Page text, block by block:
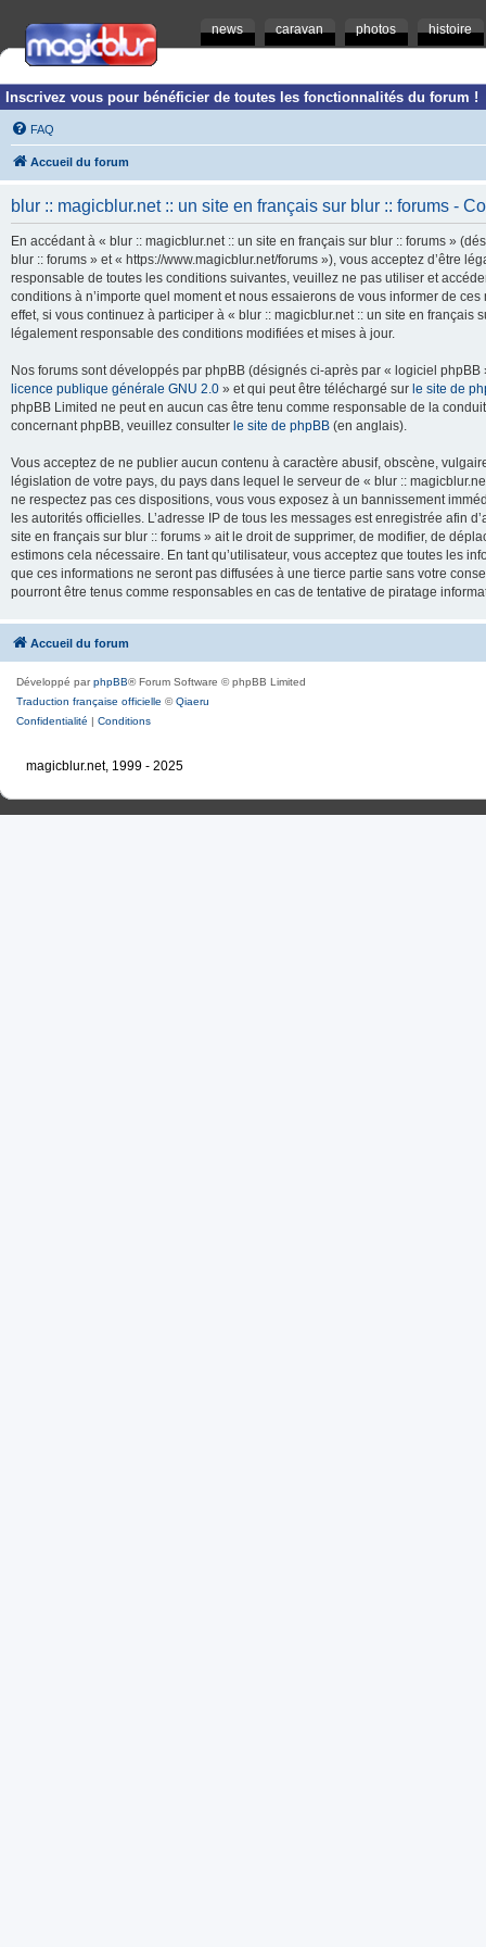
news caravan photos histoire
Inscrivez vous pour bénéficier de toutes les fonctionnalités du forum !
FAQ
Accueil du forum
blur :: magicblur.net :: un site en français sur blur :: forums -
En accédant à « blur :: magicblur.net :: un site en français sur blur :: forums »
blur :: forums » et « https://www.magicblur.net/forums »), vous acceptez d’être
responsable de toutes les conditions suivantes, veuillez ne pas utiliser et
conditions à n’importe quel moment et nous essaierons de vous informer de
effet, si vous continuez à participer à « blur :: magicblur.net :: un site en
légalement responsable des conditions modifiées et mises à jour.
Nos forums sont développés par phpBB (désignés ci-après par « logiciel
licence publique générale GNU 2.0 » et qui peut être téléchargé sur le site de
phpBB Limited ne peut en aucun cas être tenu comme responsable de la
concernant phpBB, veuillez consulter le site de phpBB (en anglais).
Vous acceptez de ne publier aucun contenu à caractère abusif, obscène,
législation de votre pays, du pays dans lequel le serveur de « blur ::
ne respectez pas ces dispositions, vous vous exposez à un bannissement
les autorités officielles. L’adresse IP de tous les messages est enregistrée afin
site en français sur blur :: forums » ait le droit de supprimer, de modifier, de
estimons cela nécessaire. En tant qu’utilisateur, vous acceptez que toutes les
que ces informations ne seront pas diffusées à une tierce partie sans votre
pourront être tenus comme responsables en cas de tentative de piratage
Accueil du forum
Développé parphpBB® Forum Software © phpBB Limited
Traduction française officielle ©Qiaeru
Confidentialité | Conditions
magicblur.net, 1999 - 2025